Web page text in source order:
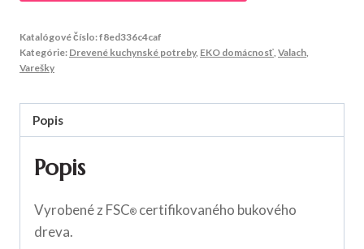
Katalógové číslo:f8ed336c4caf
Kategórie: Drevené kuchynské potreby, EKO domácnosť, Valach,
Varešky
Popis
Popis
Vyrobené z FSC® certifikovaného bukového
dreva.